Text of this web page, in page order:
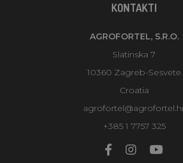
KONTAKTI
AGROFORTEL, S.R.O.
Slatinska 7
10360 Zagreb-Sesvete
Croatia
+385 1 7757 325